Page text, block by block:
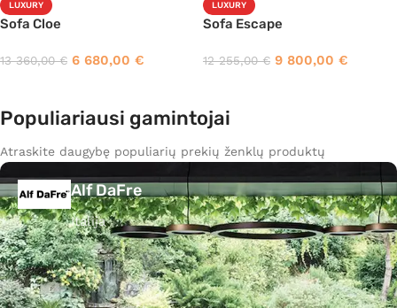
LUXURY
Sofa Cloe
13 360,00€ 6 680,00 €
LUXURY
Sofa Escape
12 255,00€ 9 800,00 €
Populiariausi gamintojai
Atraskite daugybę populiarių prekių ženklų produktų
Alf DaFre
Italija